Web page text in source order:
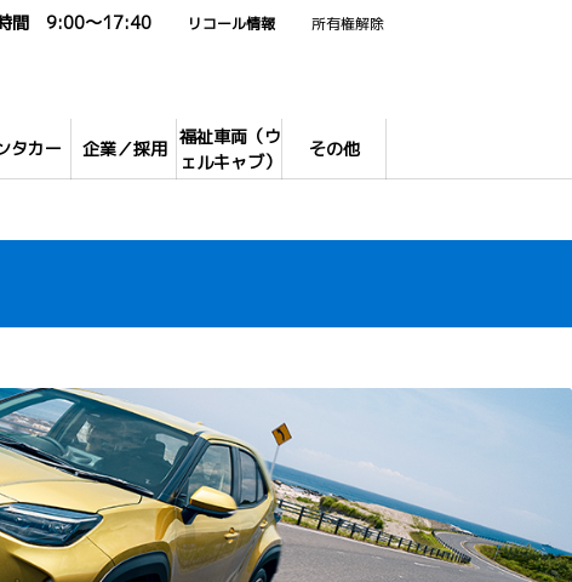
タカー 企業／採用
福祉車両（ウ
ェルキャブ）
その他
間 9:00～17:40 リコール情報 所有権解除